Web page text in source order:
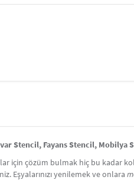
Stencil, Fayans Stencil, Mobilya
için çözüm bulmak hiç bu kadar
Eşyalarınızı yenilemek ve onlara